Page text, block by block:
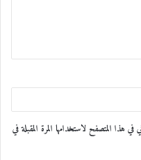
هذا المتصفح لاستخدامها المرة المقبلة في